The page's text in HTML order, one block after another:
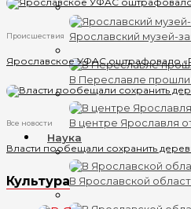
Ярославский музей-
В Переславле
В центре Ярославля
Наука
В Ярославской
Происшествия
Ярославское УФАС оштрафовало
Все новости
Власти пообещали сохранить
Культура